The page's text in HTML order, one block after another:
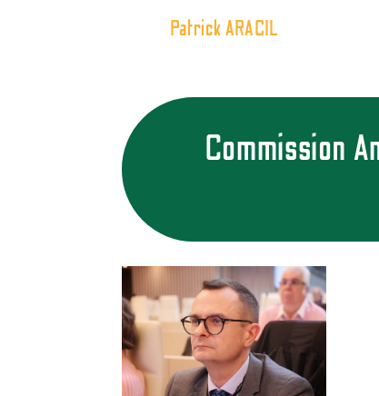
Patrick ARACIL
Commission